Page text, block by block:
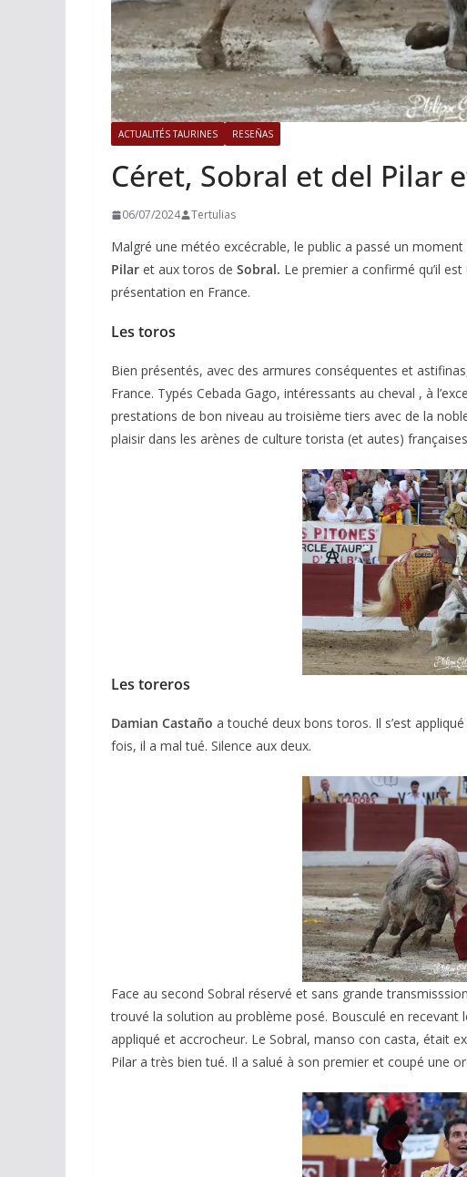
ACTUALITÉS TAURINES RESEÑAS
Céret, Sobral et del Pilar
06/07/2024 Tertulias
Malgré une météo excécrable, le public a passé un
Pilar et aux toros de Sobral. Le premier a confirmé qu’il est
présentation en France.
Les toros
Bien présentés, avec des armures conséquentes et
France. Typés Cebada Gago, intéressants au cheval , à
prestations de bon niveau au troisième tiers avec de la
plaisir dans les arènes de culture torista (et autes)
Les toreros
Damian Castaño a touché deux bons toros. Il s’est
fois, il a mal tué. Silence aux deux.
Face au second Sobral réservé et sans grande
trouvé la solution au problème posé. Bousculé en
appliqué et accrocheur. Le Sobral, manso con casta, était
Pilar a très bien tué. Il a salué à son premier et coupé une
ACTUALITÉS TAURINES
CHRONIQUES TAURINES 2026
Arles : au seuil
espérances.
02/04/2026 Olivier Castelnau